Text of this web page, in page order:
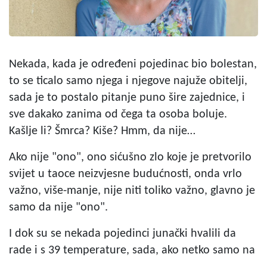
Nekada, kada je određeni pojedinac bio bolestan,
to se ticalo samo njega i njegove najuže obitelji,
sada je to postalo pitanje puno šire zajednice, i
sve dakako zanima od čega ta osoba boluje.
Kašlje li? Šmrca? Kiše? Hmm, da nije…
Ako nije "ono", ono sićušno zlo koje je pretvorilo
svijet u taoce neizvjesne budućnosti, onda vrlo
važno, više-manje, nije niti toliko važno, glavno je
samo da nije "ono".
I dok su se nekada pojedinci junački hvalili da
rade i s 39 temperature, sada, ako netko samo na